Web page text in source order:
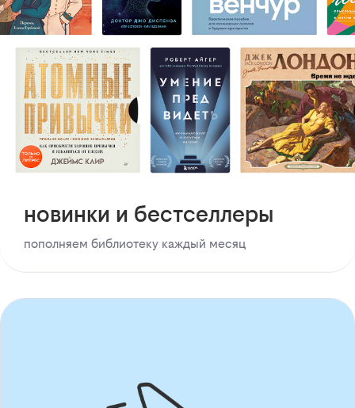
новинки и бестселлеры
пополняем библиотеку каждый месяц